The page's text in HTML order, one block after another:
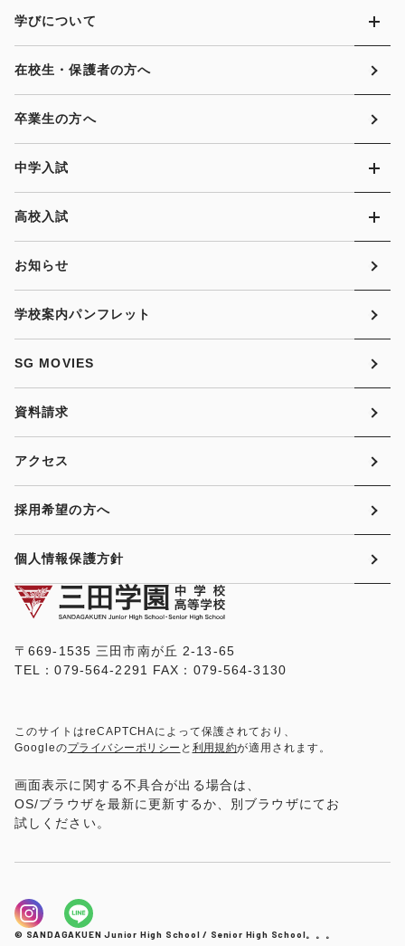
〒669-1535 三田市南が丘 2-13-65
TEL：079-564-2291 FAX：079-564-3130
このサイトはreCAPTCHAによって保護されており、
Googleのプライバシーポリシー と 利用規約が適用されます。
画面表示に関する不具合が出る場合は、
OS/ブラウザを最新に更新するか、別ブラウザにてお
試しください。
学びについて
在校生・保護者の方へ
卒業生の方へ
中学入試
高校入試
お知らせ
学校案内パンフレット
SG MOVIES
資料請求
アクセス
採用希望の方へ
個人情報保護方針
© SANDAGAKUEN Junior High School / Senior High School。。。